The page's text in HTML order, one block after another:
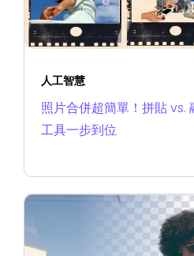
人工智慧
照片合併超簡單！拼貼 vs.
工具一步到位